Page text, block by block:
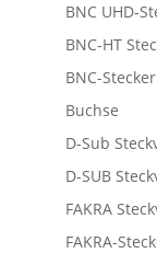
BNC UHD-
BNC-HT
BNC-
Buchse
D-Sub
D-SUB
FAKRA
FAKRA-